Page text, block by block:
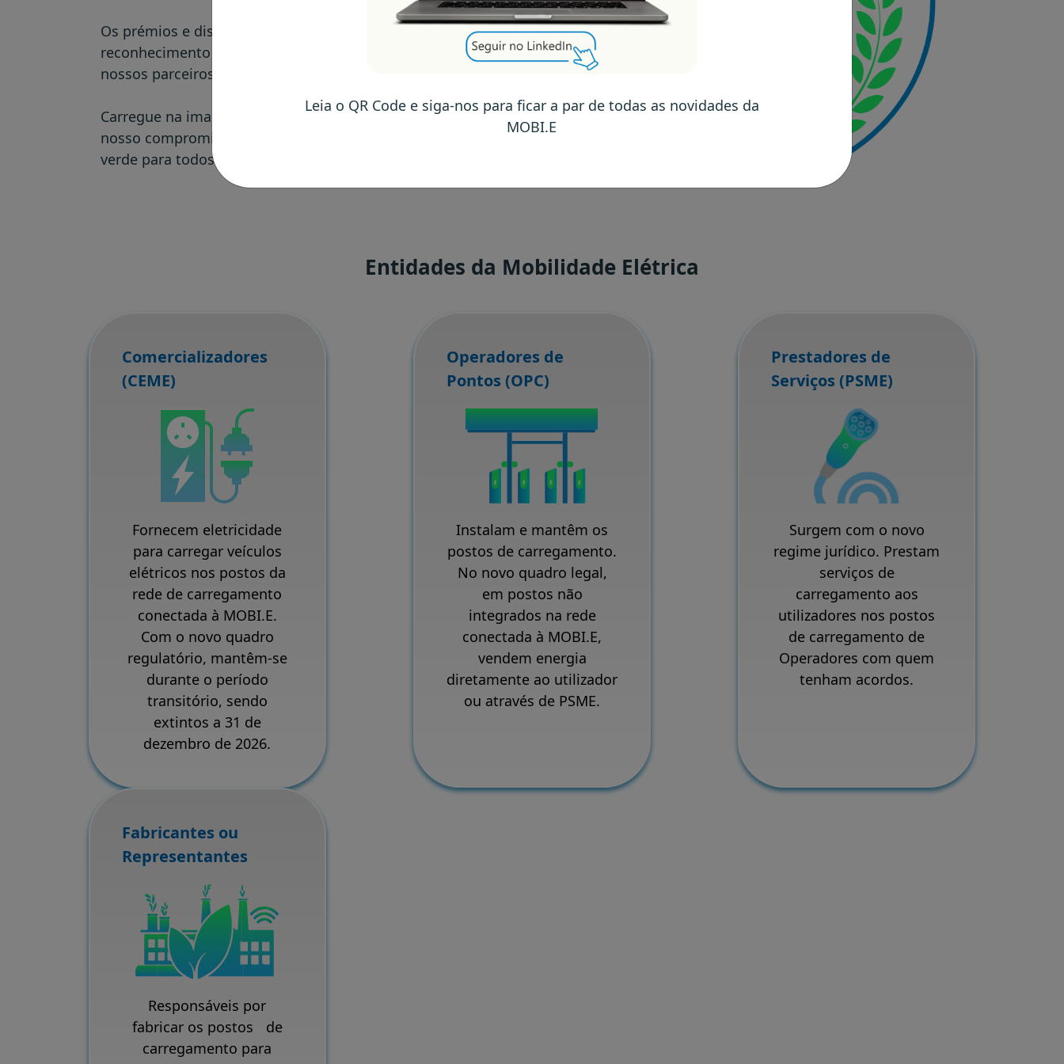
Os prémios e distinções que recebemos são o
reconhecimento do nosso empenho e da confiança dos
nossos parceiros e utilizadores.
Carregue na imagem e conheça os marcos que reforçam o
nosso compromisso com a inovação e com um futuro mais
verde para todos.
Entidades da Mobilidade Elétrica
Comercializadores
(CEME)
Fornecem eletricidade
para carregar veículos
elétricos nos postos da
rede de carregamento
conectada à MOBI.E.
Com o novo quadro
regulatório, mantêm-se
durante o período
transitório, sendo
extintos a 31 de
dezembro de 2026.
Operadores de
Pontos (OPC)
Instalam e mantêm os
postos de carregamento.
No novo quadro legal,
em postos não
integrados na rede
conectada à MOBI.E,
vendem energia
diretamente ao utilizador
ou através de PSME.
Prestadores de
Serviços (PSME)
Surgem com o novo
regime jurídico. Prestam
serviços de
carregamento aos
utilizadores nos postos
de carregamento de
Operadores com quem
tenham acordos.
Fabricantes ou
Representantes
Responsáveis por
fabricar os postos de
carregamento para
Leia o QR Code e siga-nos para ficar a par de todas as novidades da
MOBI.E